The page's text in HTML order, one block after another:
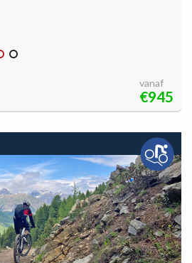
vanaf
€945